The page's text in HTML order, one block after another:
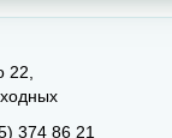
22,
374 86 21